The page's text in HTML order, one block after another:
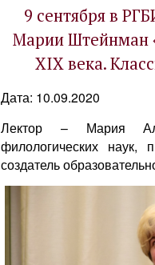
9 сентября в
Марии Штейнман
XIX века.
Дата: 10.09.2020
Лектор – Мария
филологических
создатель